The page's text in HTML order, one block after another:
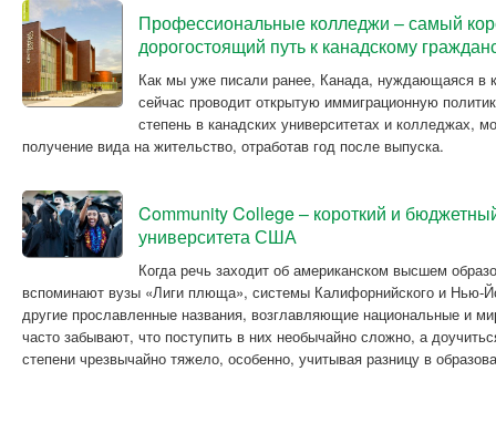
Профессиональные колледжи – самый
дорогостоящий путь к канадскому
Как мы уже писали ранее, Канада, нуждающаяся в
сейчас проводит открытую иммиграционную
степень в канадских университетах и колледжах,
получение вида на жительство, отработав год после выпуска.
Community College – короткий и
университета США
Когда речь заходит об американском высшем
вспоминают вузы «Лиги плюща», системы Калифорнийского и Нью-
другие прославленные названия, возглавляющие национальные и
часто забывают, что поступить в них необычайно сложно, а
степени чрезвычайно тяжело, особенно, учитывая разницу в